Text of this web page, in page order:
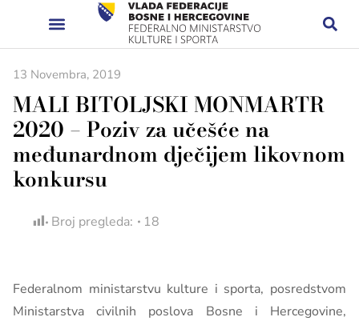
13 Novembra, 2019
MALI BITOLJSKI MONMARTR
2020 – Poziv za učešće na
međunardnom dječijem likovnom
konkursu
Broj pregleda: 18
Federalnom ministarstvu kulture i sporta, posredstvom
Ministarstva civilnih poslova Bosne i Hercegovine,